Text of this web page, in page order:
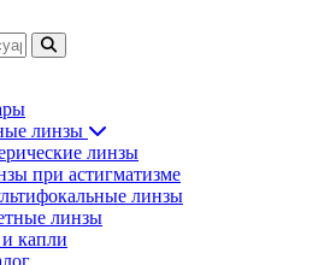
линзы
линзы
при астигматизме
линзы
линзы
капли